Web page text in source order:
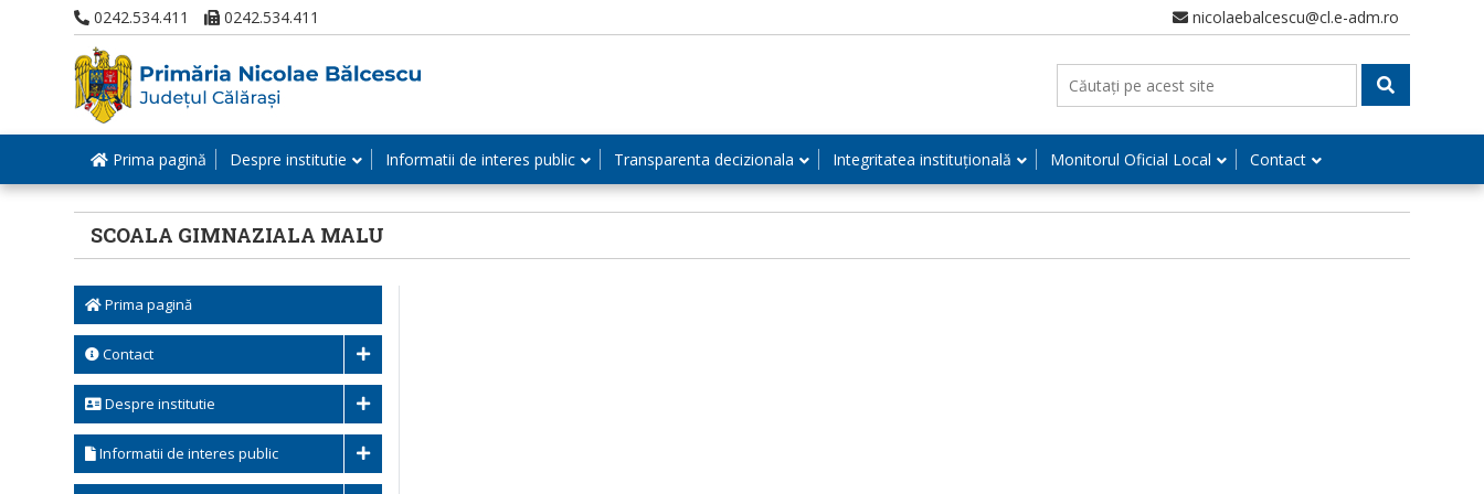
0242.534.411 0242.534.411 nicolaebalcescu@cl.e-adm.ro
Prima pagină Despre institutie Informatii de interes public Transparenta decizionala Integritatea instituțională Monitorul Oficial Local Contact
SCOALA GIMNAZIALA MALU
Prima pagină
Contact
Despre institutie
Informatii de interes public